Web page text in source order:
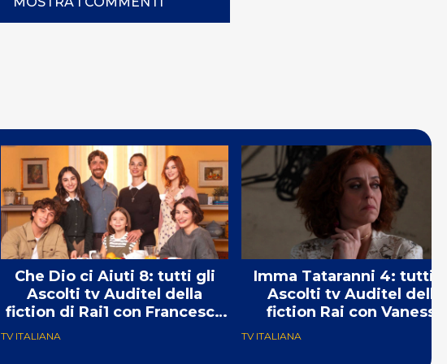
Che Dio ci Aiuti 8: tutti gli
Ascolti tv Auditel della
fiction di Rai1 con Francesca
TV ITALIANA
Imma Tataranni 4: tutti gli
Ascolti tv Auditel della
fiction Rai con Vanessa
TV ITALIANA